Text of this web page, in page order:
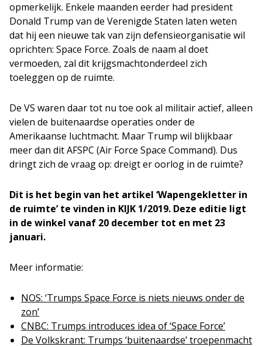
opmerkelijk. Enkele maanden eerder had president
Donald Trump van de Verenigde Staten laten weten
dat hij een nieuwe tak van zijn defensieorganisatie wil
oprichten: Space Force. Zoals de naam al doet
vermoeden, zal dit krijgsmachtonderdeel zich
toeleggen op de ruimte.
De VS waren daar tot nu toe ook al militair actief, alleen
vielen de buitenaardse operaties onder de
Amerikaanse luchtmacht. Maar Trump wil blijkbaar
meer dan dit AFSPC (Air Force Space Command). Dus
dringt zich de vraag op: dreigt er oorlog in de ruimte?
Dit is het begin van het artikel ‘Wapengekletter in
de ruimte’ te vinden in KIJK 1/2019. Deze editie ligt
in de winkel vanaf 20 december tot en met 23
januari.
Meer informatie:
NOS: ‘Trumps Space Force is niets nieuws onder de
zon’
CNBC: Trumps introduces idea of ‘Space Force’
De Volkskrant: Trumps ‘buitenaardse’ troepenmacht